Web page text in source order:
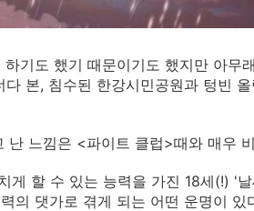
기도 했기 때문이기도 했지만 아무
본, 침수된 한강시민공원과 텅빈
난 느낌은 <파이트 클럽>때와 매우
게 할 수 있는 능력을 가진 18세(!) '
의 댓가로 겪게 되는 어떤 운명이 있